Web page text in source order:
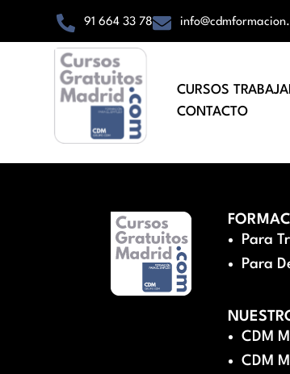
91 664 33 78
CURSOS
CONTACTO
Para
Para
CDM
CDM